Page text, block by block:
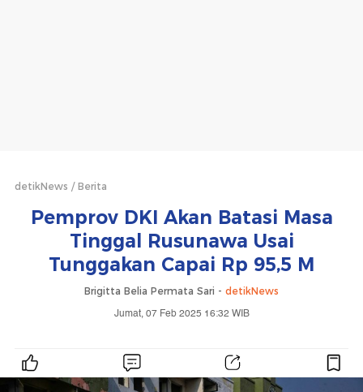
detikNews Berita
Pemprov DKI Akan Batasi Masa
Tinggal Rusunawa Usai
Tunggakan Capai Rp 95,5 M
Brigitta Belia Permata Sari - detikNews
Jumat, 07 Feb 2025 16:32 WIB